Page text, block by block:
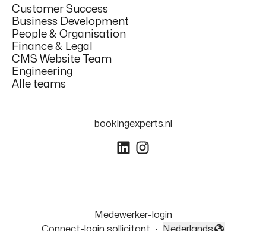
Customer Success
Business Development
People & Organisation
Finance & Legal
CMS Website Team
Engineering
Alle teams
bookingexperts.nl
Medewerker-login